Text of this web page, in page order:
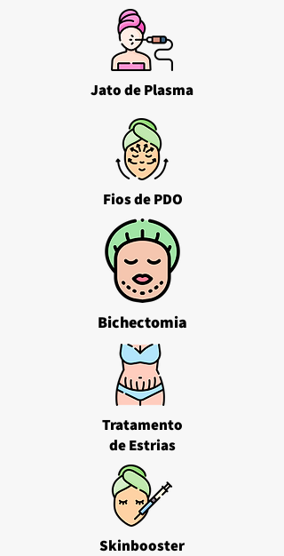
Jato de Plasma
Fios de PDO
Bichectomia
Tratamento
de Estrias
Skinbooster